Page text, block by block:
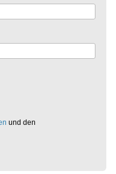
und den